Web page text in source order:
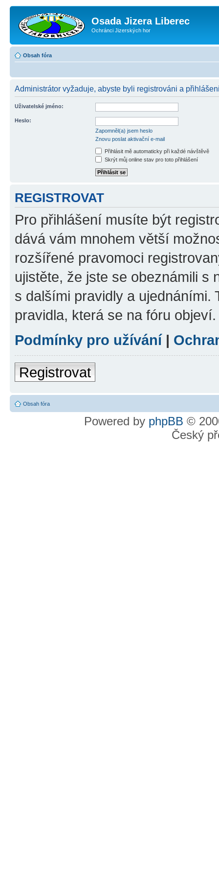
Osada Jizera Liberec
Ochránci Jizerských hor
Obsah fóra
Administrátor vyžaduje, abyste byli registrováni a
Uživatelské jméno:
Heslo:
Zapomněl(a) jsem heslo
Znovu poslat aktivační e-mail
Přihlásit mě automaticky při každé návštěvě
Skrýt můj online stav pro toto přihlášení
REGISTROVAT
Pro přihlášení musíte být
dává vám mnohem větší
rozšířené pravomoci
ujistěte, že jste se obeznámili s
s dalšími pravidly a ujednáními.
pravidla, která se na fóru objeví.
Podmínky pro užívání |
Registrovat
Obsah fóra
Powered by phpBB ©
Český